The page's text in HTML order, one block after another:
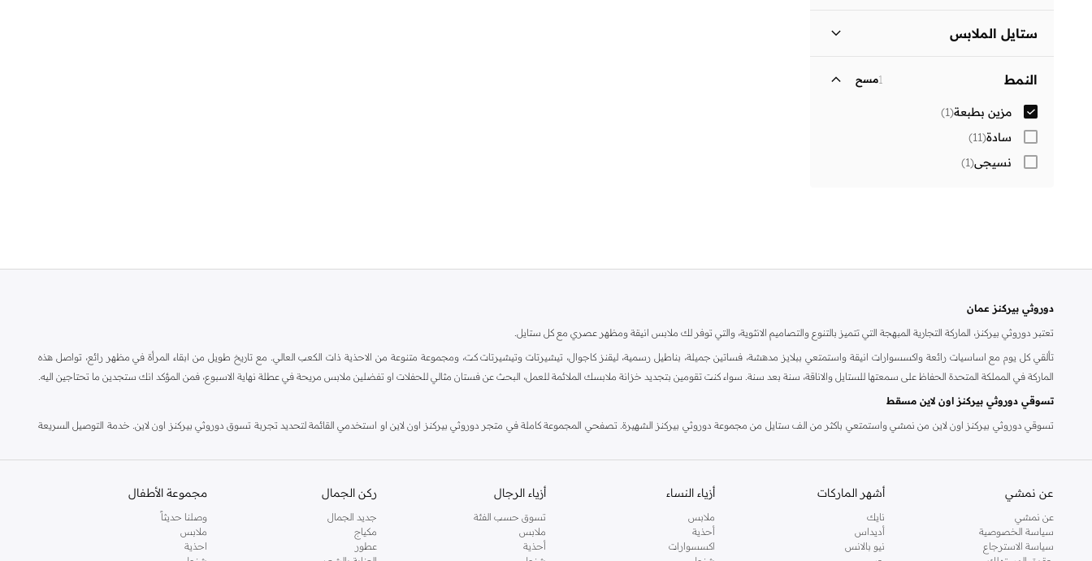
ستايل الملابس
النمط 1مسح
مزين بطبعة(
1
)
سادة(
11
)
نسيجي(
1
)
دوروثي بيركنز عمان
تعتبر دوروثي بيركنز، الماركة التجارية المبهجة التي تتميز بالتنوع والتصاميم الانثوية، والتي توفر لك ملابس انيقة ومظهر عصري مع كل ستايل.
تألقي كل يوم مع اساسيات رائعة واكسسوارات انيقة واستمتعي ببلايز مدهشة، فساتين جميلة، بناطيل رسمية، ليقنز كاجوال، تيشيرتات وتيشيرتات كت، ومجموعة متنوعة من الاحذية ذات الكعب العالي. مع تاريخ طويل من ابقاء المرأة في مظهر رائع، تواصل هذه
الماركة في المملكة المتحدة الحفاظ على سمعتها للستايل والاناقة، سنة بعد سنة. سواء كنت تقومين بتجديد خزانة ملابسك الملائمة للعمل، البحث عن فستان مثالي للحفلات او تفضلين ملابس مريحة في عطلة نهاية الاسبوع، فمن المؤكد انك ستجدين ما تحتاجين اليه.
تسوقي دوروثي بيركنز اون لاين مسقط
تسوقي دوروثي بيركنز اون لاين من نمشي واستمتعي باكثر من الف ستايل من مجموعة دوروثي بيركنز الشهيرة. تصفحي المجموعة كاملة في متجر دوروثي بيركنز اون لاين او استخدمي القائمة لتحديد تجربة تسوق دوروثي بيركنز اون لاين. خدمة التوصيل السريعة
عن نمشي
عن نمشي
سياسة الخصوصية
سياسة الاسترجاع
أشهر الماركات
نايك
أديداس
نيو بالانس
أزياء النساء
ملابس
أحذية
اكسسوارات
أزياء الرجال
تسوق حسب الفئة
ملابس
أحذية
ركن الجمال
جديد الجمال
مكياج
عطور
مجموعة الأطفال
وصلنا حديثاً
ملابس
احذية